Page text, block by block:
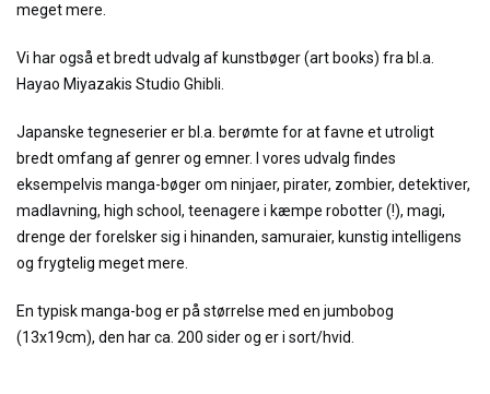
meget mere.
Vi har også et bredt udvalg af kunstbøger (art books) fra bl.a.
Hayao Miyazakis Studio Ghibli.
Japanske tegneserier er bl.a. berømte for at favne et utroligt
bredt omfang af genrer og emner. I vores udvalg findes
eksempelvis manga-bøger om ninjaer, pirater, zombier, detektiver,
madlavning, high school, teenagere i kæmpe robotter (!), magi,
drenge der forelsker sig i hinanden, samuraier, kunstig intelligens
og frygtelig meget mere.
En typisk manga-bog er på størrelse med en jumbobog
(13x19cm), den har ca. 200 sider og er i sort/hvid.